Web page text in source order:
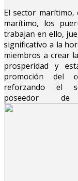
El sector
marítimo, los
trabajan en ello,
significativo a la
miembros a crear
prosperidad y
promoción del
reforzando el
poseedor